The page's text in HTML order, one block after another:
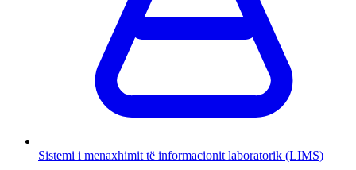
Sistemi i menaxhimit të informacionit laboratorik (LIMS)